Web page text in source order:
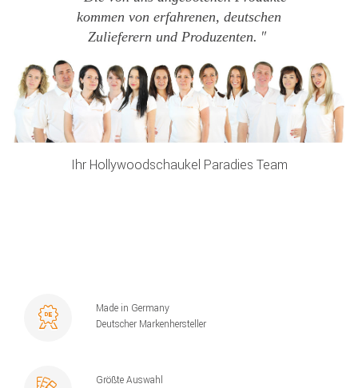
kommen von erfahrenen, deutschen
Zulieferern und Produzenten.
Ihr Hollywoodschaukel Paradies Team
Made in Germany
Deutscher Markenhersteller
Größte Auswahl